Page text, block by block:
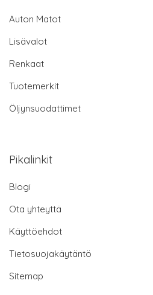
Auton Matot
Lisävalot
Renkaat
Tuotemerkit
Öljynsuodattimet
Pikalinkit
Blogi
Ota yhteyttä
Käyttöehdot
Tietosuojakäytäntö
Sitemap